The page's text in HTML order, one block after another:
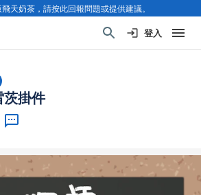
天奶茶，請按此回報問題或提供建議。
登入
茨掛件